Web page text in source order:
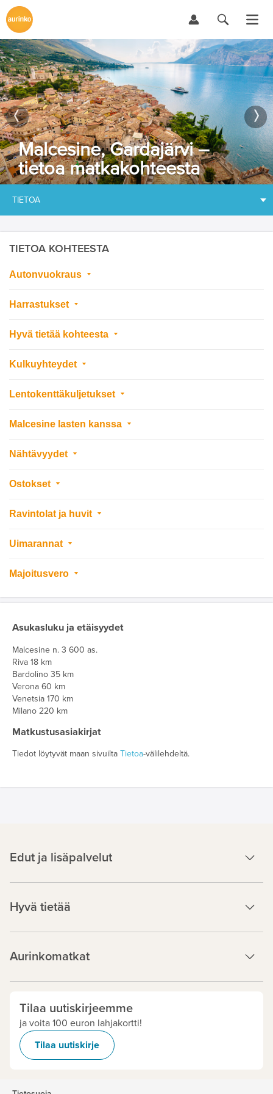
Malcesine, Gardajärvi –
tietoa matkakohteesta
TIETOA
TIETOA KOHTEESTA
Autonvuokraus
Harrastukset
Hyvä tietää kohteesta
Kulkuyhteydet
Lentokenttäkuljetukset
Malcesine lasten kanssa
Nähtävyydet
Ostokset
Ravintolat ja huvit
Uimarannat
Majoitusvero
Asukasluku ja etäisyydet
Malcesine n. 3 600 as.
Riva 18 km
Bardolino 35 km
Verona 60 km
Venetsia 170 km
Milano 220 km
Matkustusasiakirjat
Tiedot löytyvät maan sivuilta Tietoa-välilehdeltä.
Edut ja lisäpalvelut
Hyvä tietää
Aurinkomatkat
Tilaa uutiskirjeemme
ja voita 100 euron lahjakortti!
Tilaa uutiskirje